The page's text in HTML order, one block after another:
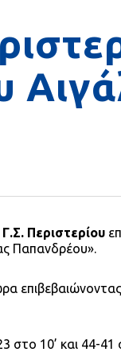
Γ.Σ. Περιστερίου
Παπανδρέου».
στο 10’ και 44-